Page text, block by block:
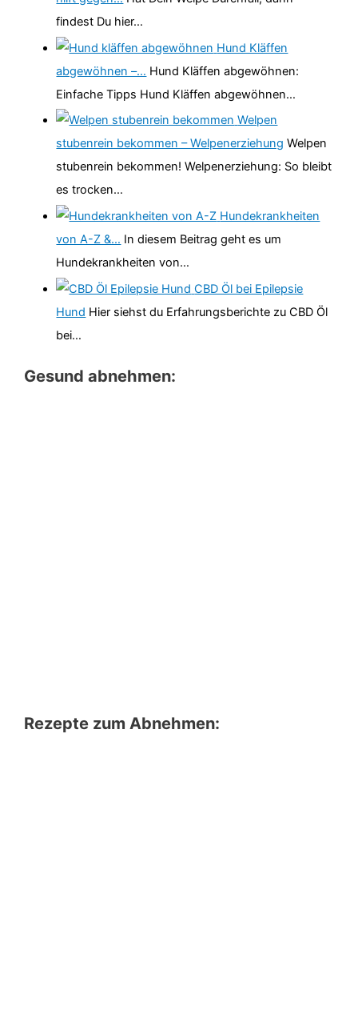
findest Du hier…
Hund Kläffen
abgewöhnen –… Hund Kläffen abgewöhnen:
Einfache Tipps Hund Kläffen abgewöhnen…
Welpen
stubenrein bekommen – Welpenerziehung Welpen
stubenrein bekommen! Welpenerziehung: So bleibt
es trocken…
Hundekrankheiten
von A-Z &… In diesem Beitrag geht es um
Hundekrankheiten von…
CBD Öl bei Epilepsie
Hund Hier siehst du Erfahrungsberichte zu CBD Öl
bei…
Gesund abnehmen:
Rezepte zum Abnehmen: